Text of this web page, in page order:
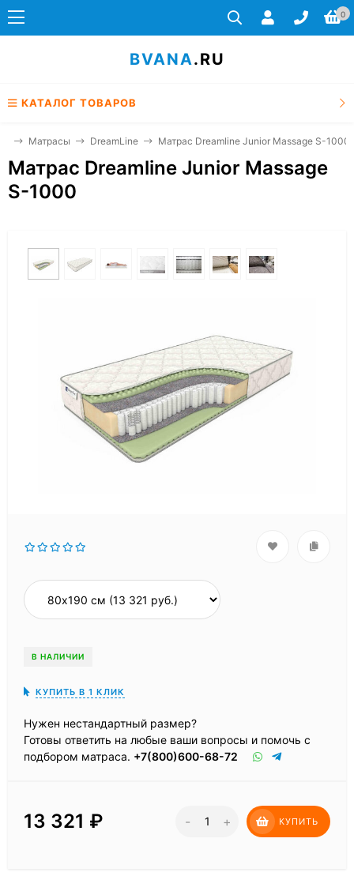
0
BVANA.RU
КАТАЛОГ ТОВАРОВ
Матрасы DreamLine Матрас Dreamline Junior Massage S-1000
Матрас Dreamline Junior Massage
S-1000
В НАЛИЧИИ
КУПИТЬ В 1 КЛИК
Нужен нестандартный размер?
Готовы ответить на любые ваши вопросы и помочь с
подбором матраса. +7(800)600-68-72
13 321 ₽ - + КУПИТЬ